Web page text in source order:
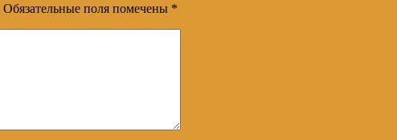
Обязательные поля помечены *